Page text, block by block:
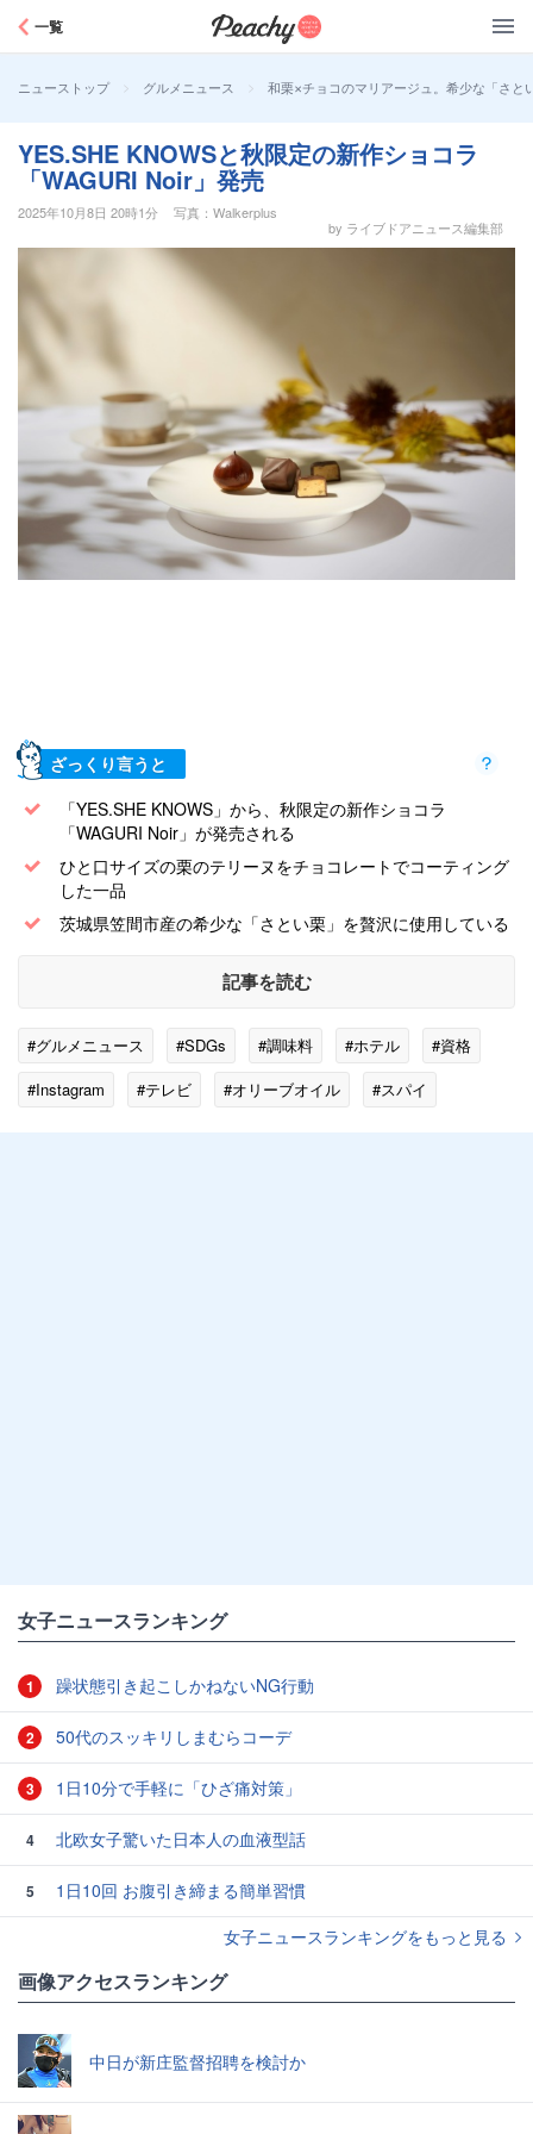
一覧
ニューストップ > グルメニュース > 和栗×チョコのマリアージュ。希少な「さと
YES.SHE KNOWSと秋限定の新作ショコラ
「WAGURI Noir」発売
2025年10月8日 20時1分
写真：Walkerplus
by ライブドアニュース編集部
ざっくり言うと
「YES.SHE KNOWS」から、秋限定の新作ショコラ
「WAGURI Noir」が発売される
ひと口サイズの栗のテリーヌをチョコレートでコーティング
した一品
茨城県笠間市産の希少な「さとい栗」を贅沢に使用している
記事を読む
#グルメニュース #SDGs #調味料 #ホテル
#資格
#Instagram
#テレビ #オリーブオイル #スパイ
女子ニュースランキング
1 躁状態引き起こしかねないNG行動
2 50代のスッキリしまむらコーデ
3 1日10分で手軽に「ひざ痛対策」
4 北欧女子驚いた日本人の血液型話
5
1日10回 お腹引き締まる簡単習慣
女子ニュースランキングをもっと見る
画像アクセスランキング
中日が新庄監督招聘を検討か